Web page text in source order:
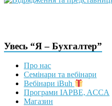
Увесь “Я – Бухгалтер”
Про нас
Семінари та вебінари
Вебінари iBuh
Програми IAPBE, ACCA
Магазин